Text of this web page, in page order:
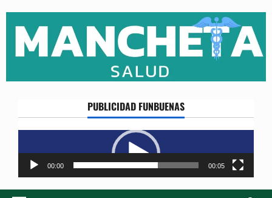
content
PUBLICIDAD FUNBUENAS
Reproductor
de
vídeo
00:00 00:05